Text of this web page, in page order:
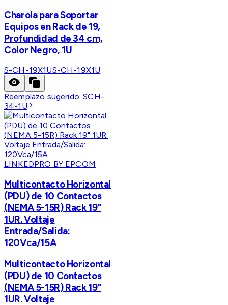
Charola para Soportar
Equipos en Rack de 19,
Profundidad de 34 cm,
Color Negro, 1U
S-CH-19X1US-CH-19X1U
Reemplazo sugerido:SCH-
34-1U
LINKEDPRO BY EPCOM
Multicontacto Horizontal
(PDU) de 10 Contactos
(NEMA 5-15R) Rack 19"
1UR. Voltaje
Entrada/Salida:
120Vca/15A
Multicontacto Horizontal
(PDU) de 10 Contactos
(NEMA 5-15R) Rack 19"
1UR. Voltaje